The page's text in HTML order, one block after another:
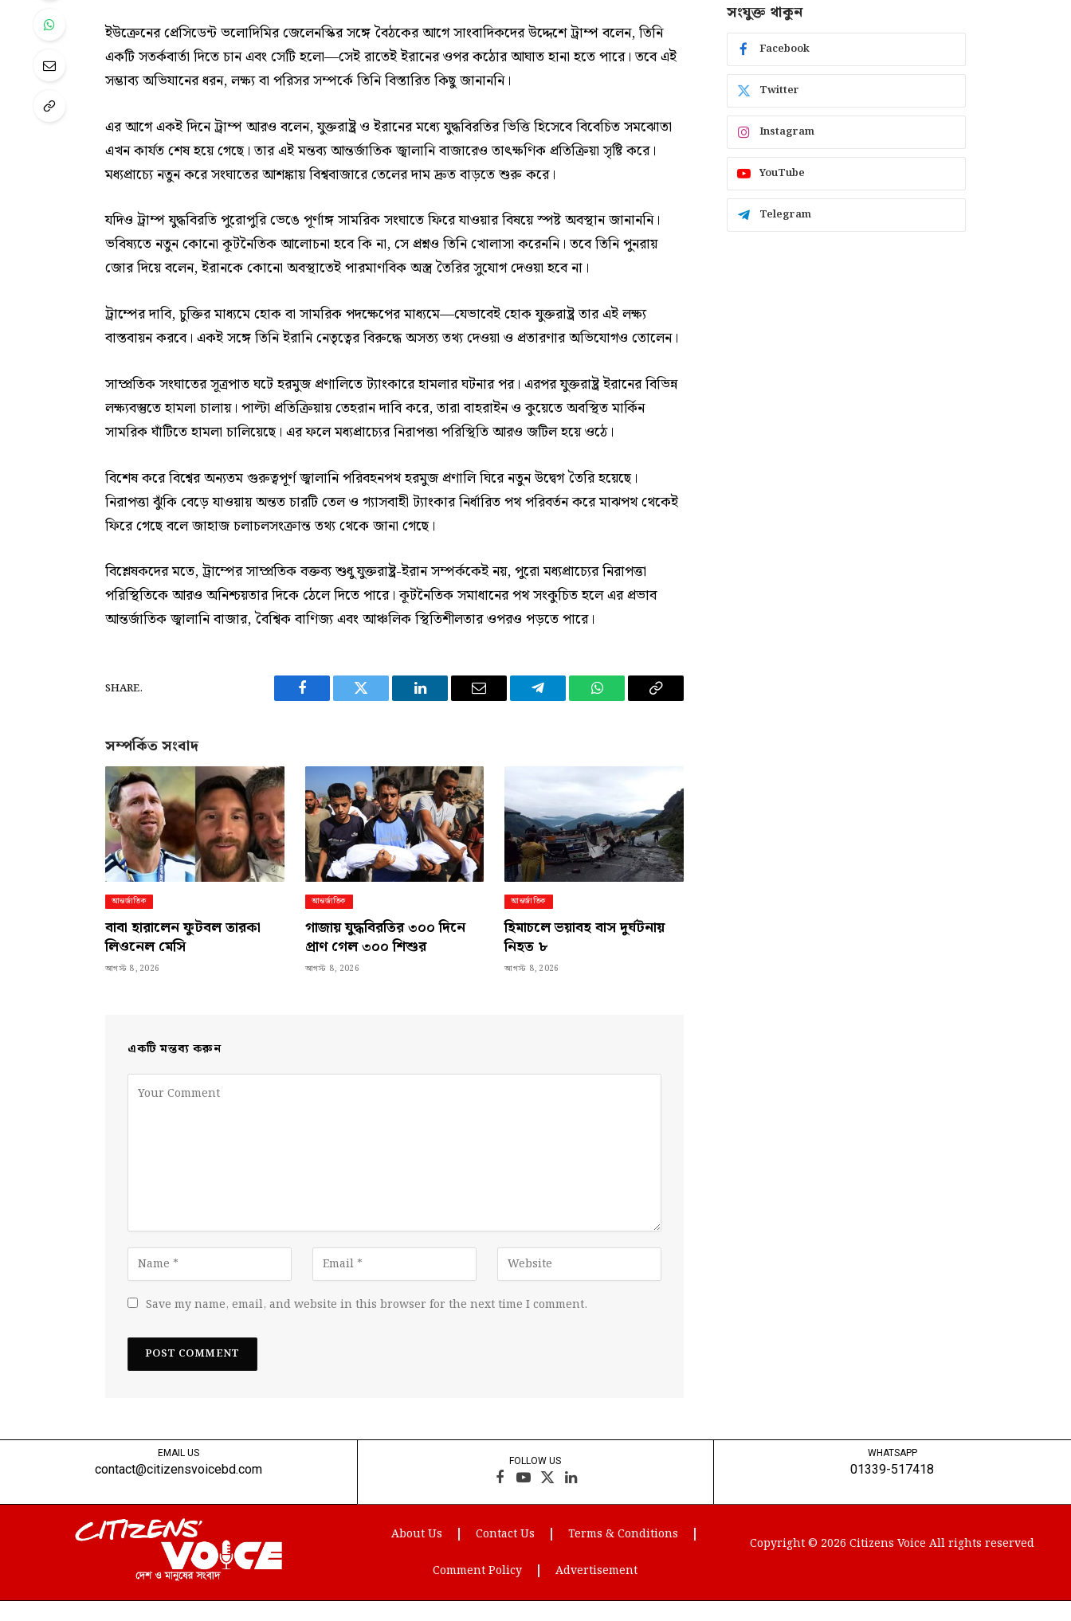
ইউক্রেনের প্রেসিডেন্ট ভলোদিমির জেলেনস্কির সঙ্গে বৈঠকের আগে সাংবাদিকদের উদ্দেশে ট্রাম্প বলেন, তিনি
একটি সতর্কবার্তা দিতে চান এবং সেটি হলো—সেই রাতেই ইরানের ওপর কঠোর আঘাত হানা হতে পারে। তবে এই
সম্ভাব্য অভিযানের ধরন, লক্ষ্য বা পরিসর সম্পর্কে তিনি বিস্তারিত কিছু জানাননি।
এর আগে একই দিনে ট্রাম্প আরও বলেন, যুক্তরাষ্ট্র ও ইরানের মধ্যে যুদ্ধবিরতির ভিত্তি হিসেবে বিবেচিত সমঝোতা
এখন কার্যত শেষ হয়ে গেছে। তার এই মন্তব্য আন্তর্জাতিক জ্বালানি বাজারেও তাৎক্ষণিক প্রতিক্রিয়া সৃষ্টি করে।
মধ্যপ্রাচ্যে নতুন করে সংঘাতের আশঙ্কায় বিশ্ববাজারে তেলের দাম দ্রুত বাড়তে শুরু করে।
যদিও ট্রাম্প যুদ্ধবিরতি পুরোপুরি ভেঙে পূর্ণাঙ্গ সামরিক সংঘাতে ফিরে যাওয়ার বিষয়ে স্পষ্ট অবস্থান জানাননি।
ভবিষ্যতে নতুন কোনো কূটনৈতিক আলোচনা হবে কি না, সে প্রশ্নও তিনি খোলাসা করেননি। তবে তিনি পুনরায়
জোর দিয়ে বলেন, ইরানকে কোনো অবস্থাতেই পারমাণবিক অস্ত্র তৈরির সুযোগ দেওয়া হবে না।
ট্রাম্পের দাবি, চুক্তির মাধ্যমে হোক বা সামরিক পদক্ষেপের মাধ্যমে—যেভাবেই হোক যুক্তরাষ্ট্র তার এই লক্ষ্য
বাস্তবায়ন করবে। একই সঙ্গে তিনি ইরানি নেতৃত্বের বিরুদ্ধে অসত্য তথ্য দেওয়া ও প্রতারণার অভিযোগও তোলেন।
সাম্প্রতিক সংঘাতের সূত্রপাত ঘটে হরমুজ প্রণালিতে ট্যাংকারে হামলার ঘটনার পর। এরপর যুক্তরাষ্ট্র ইরানের বিভিন্ন
লক্ষ্যবস্তুতে হামলা চালায়। পাল্টা প্রতিক্রিয়ায় তেহরান দাবি করে, তারা বাহরাইন ও কুয়েতে অবস্থিত মার্কিন
সামরিক ঘাঁটিতে হামলা চালিয়েছে। এর ফলে মধ্যপ্রাচ্যের নিরাপত্তা পরিস্থিতি আরও জটিল হয়ে ওঠে।
বিশেষ করে বিশ্বের অন্যতম গুরুত্বপূর্ণ জ্বালানি পরিবহনপথ হরমুজ প্রণালি ঘিরে নতুন উদ্বেগ তৈরি হয়েছে।
নিরাপত্তা ঝুঁকি বেড়ে যাওয়ায় অন্তত চারটি তেল ও গ্যাসবাহী ট্যাংকার নির্ধারিত পথ পরিবর্তন করে মাঝপথ থেকেই
ফিরে গেছে বলে জাহাজ চলাচলসংক্রান্ত তথ্য থেকে জানা গেছে।
বিশ্লেষকদের মতে, ট্রাম্পের সাম্প্রতিক বক্তব্য শুধু যুক্তরাষ্ট্র-ইরান সম্পর্ককেই নয়, পুরো মধ্যপ্রাচ্যের নিরাপত্তা
পরিস্থিতিকে আরও অনিশ্চয়তার দিকে ঠেলে দিতে পারে। কূটনৈতিক সমাধানের পথ সংকুচিত হলে এর প্রভাব
আন্তর্জাতিক জ্বালানি বাজার, বৈশ্বিক বাণিজ্য এবং আঞ্চলিক স্থিতিশীলতার ওপরও পড়তে পারে।
SHARE.
Facebook Twitter LinkedIn Email Telegram WhatsAppCopy
সম্পর্কিত সংবাদ
আন্তর্জাতিক
বাবা হারালেন ফুটবল তারকা
লিওনেল মেসি
আগস্ট 8, 2026
আন্তর্জাতিক
গাজায় যুদ্ধবিরতির ৩০০ দিনে
প্রাণ গেল ৩০০ শিশুর
আগস্ট 8, 2026
আন্তর্জাতিক
হিমাচলে ভয়াবহ বাস দুর্ঘটনায়
নিহত ৮
আগস্ট 8, 2026
একটি মন্তব্য করুন
Save my name, email, and website in this browser for the next time I comment.
সংযুক্ত থাকুন
Facebook
Twitter
Instagram
YouTube
Telegram
EMAIL US
contact@citizensvoicebd.com
FOLLOW US
Facebook
YouTube
X
(Twitter)
LinkedIn
About Us Contact Us Terms & Conditions
Comment Policy Advertisement
WHATSAPP
01339-517418
Copyright © 2026 Citizens Voice All rights reserved